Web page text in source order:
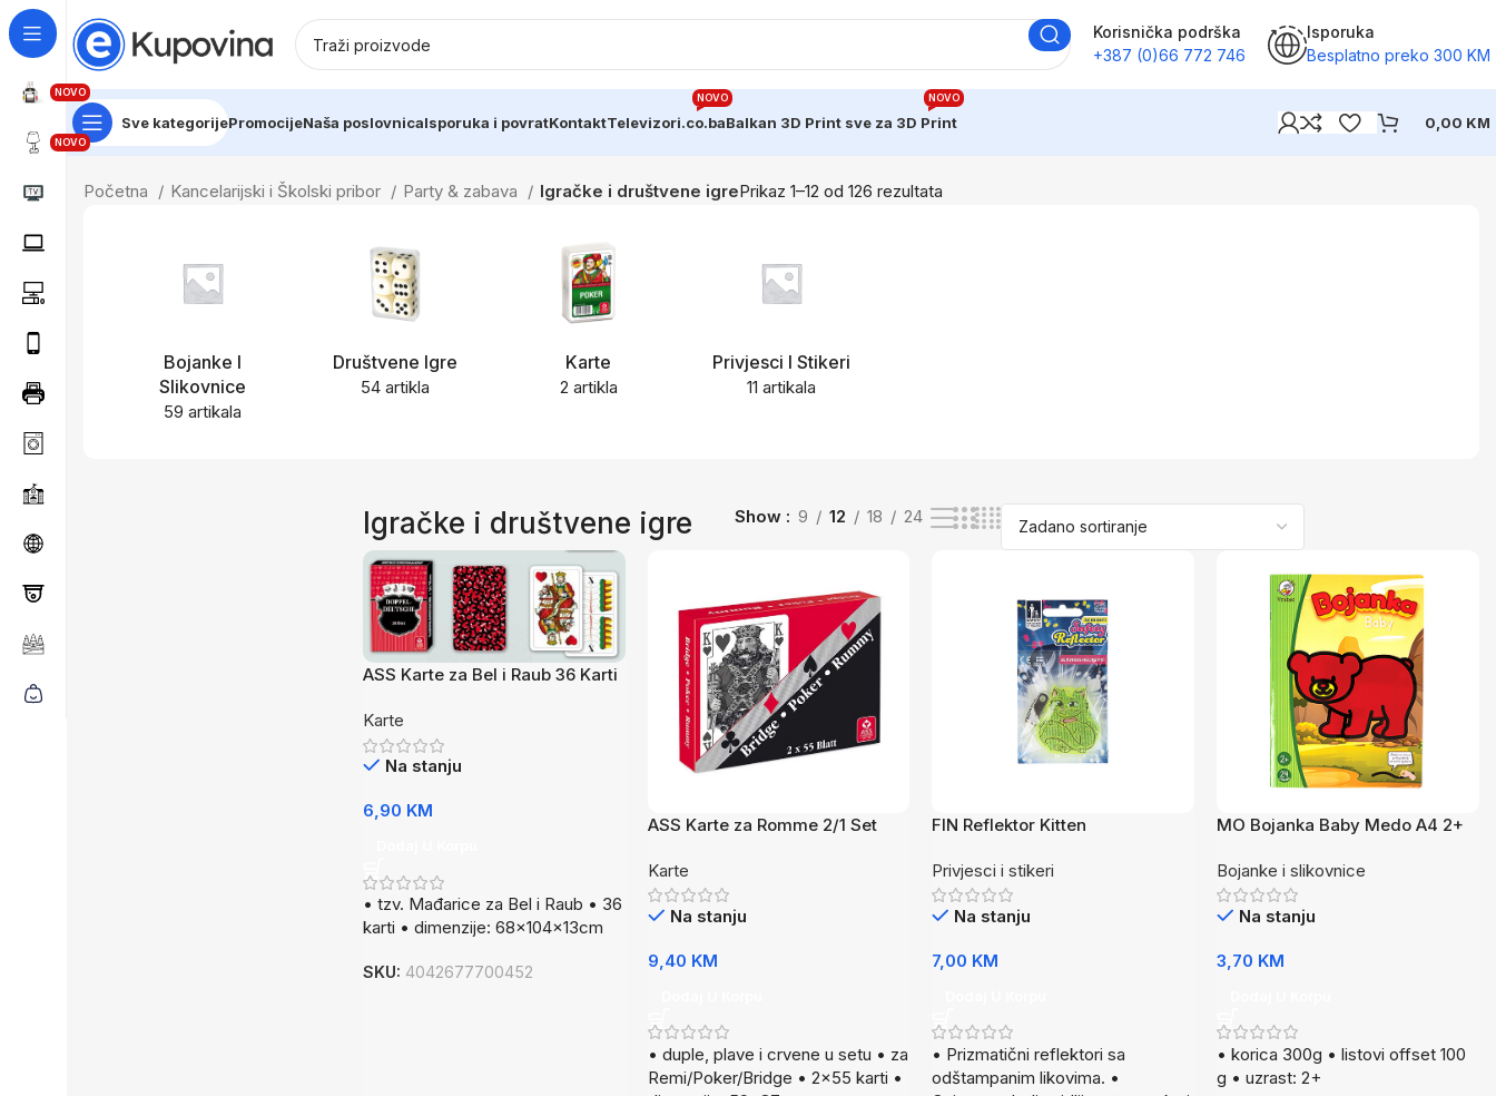
NOVO
NOVO
Korisnička podrška
+387 (0)66 772 746
Isporuka
Besplatno preko 300 KM
Sve kategorijePromocijeNaša poslovnicaIsporuka i povratKontaktTelevizori.co.ba
NOVO
Balkan 3D Print sve za 3D Print
NOVO
0,00 KM
Početna Kancelarijski i Školski pribor Party & zabava Igračke i društvene igrePrikaz 1–12 od 126 rezultata
Bojanke I
Slikovnice
59 artikala
Društvene Igre
54 artikla
Karte
2 artikla
Privjesci I Stikeri
11 artikala
Igračke i društvene igre Show 9 12 18 24
ASS Karte za Bel i Raub 36 Karti
Karte
Na stanju
6,90 KM
• tzv. Mađarice za Bel i Raub • 36
karti • dimenzije: 68x104x13cm
SKU: 4042677700452
ASS Karte za Romme 2/1 Set
Karte
Na stanju
9,40 KM
• duple, plave i crvene u setu • za
Remi/Poker/Bridge • 2×55 karti •
FIN Reflektor Kitten
Privjesci i stikeri
Na stanju
7,00 KM
• Prizmatični reflektori sa
odštampanim likovima. •
MO Bojanka Baby Medo A4 2+
Bojanke i slikovnice
Na stanju
3,70 KM
• korica 300g • listovi offset 100
g • uzrast: 2+